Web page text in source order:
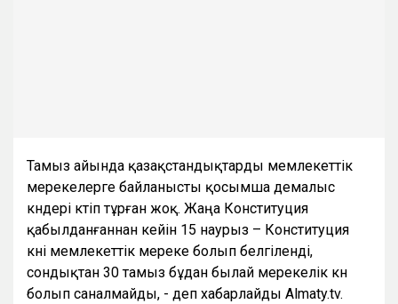
Тамыз айында қазақстандықтарды мемлекеттік
мерекелерге байланысты қосымша демалыс
күндері күтіп тұрған жоқ. Жаңа Конституция
қабылданғаннан кейін 15 наурыз – Конституция
күні мемлекеттік мереке болып белгіленді,
сондықтан 30 тамыз бұдан былай мерекелік күн
болып саналмайды, - деп хабарлайды Almaty.tv.